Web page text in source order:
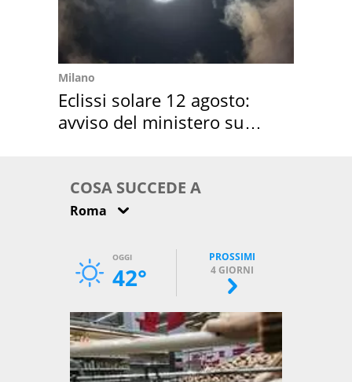
Milano
Eclissi solare 12 agosto:
avviso del ministero su